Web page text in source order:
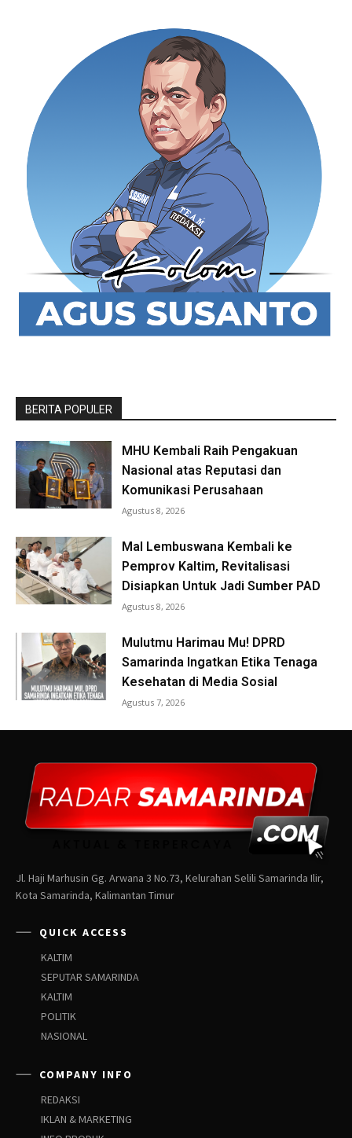
Jl. Haji Marhusin Gg. Arwana 3 No.73, Kelurahan Selili Samarinda Ilir,
Kota Samarinda, Kalimantan Timur
QUICK ACCESS
KALTIM
SEPUTAR SAMARINDA
KALTIM
POLITIK
NASIONAL
COMPANY INFO
REDAKSI
IKLAN & MARKETING